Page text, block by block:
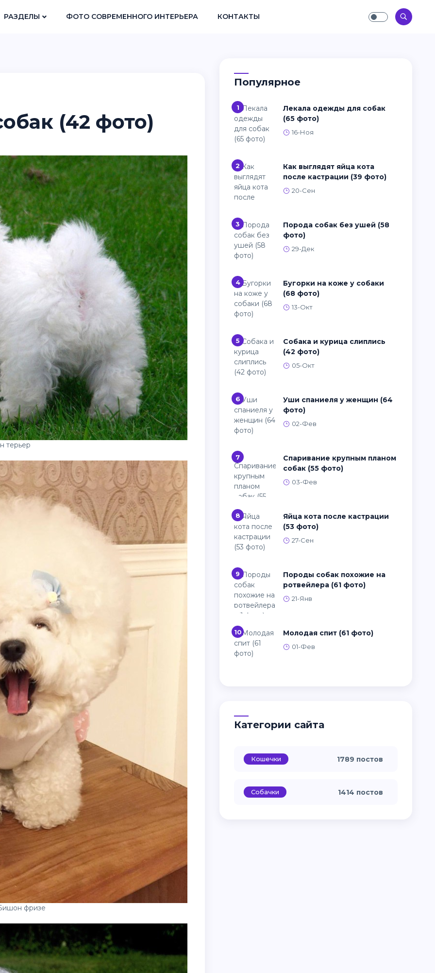
РАЗДЕЛЫ ФОТО СОВРЕМЕННОГО ИНТЕРЬЕРА КОНТАКТЫ
(42 фото)
терьер
фризе
Популярное
1
Лекала одежды для собак
(65 фото)
16-Ноя
2
Как выглядят яйца кота
после кастрации (39 фото)
20-Сен
3
Порода собак без ушей (58
фото)
29-Дек
4
Бугорки на коже у собаки
(68 фото)
13-Окт
5
Собака и курица слиплись
(42 фото)
05-Окт
6
Уши спаниеля у женщин (64
фото)
02-Фев
7
Спаривание крупным планом
собак (55 фото)
03-Фев
8
Яйца кота после кастрации
(53 фото)
27-Сен
9
Породы собак похожие на
ротвейлера (61 фото)
21-Янв
10 Молодая спит (61 фото)
01-Фев
Категории сайта
Кошечки 1789 постов
Собачки 1414 постов